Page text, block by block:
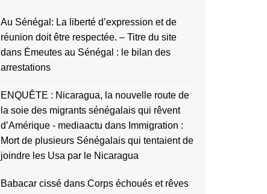
Au Sénégal: La liberté d’expression et de
réunion doit être respectée. – Titre du site
dans Émeutes au Sénégal : le bilan des
arrestations
ENQUÊTE : Nicaragua, la nouvelle route de
la soie des migrants sénégalais qui rêvent
d’Amérique - mediaactu dans Immigration :
Mort de plusieurs Sénégalais qui tentaient de
joindre les Usa par le Nicaragua
Babacar cissé dans Corps échoués et rêves